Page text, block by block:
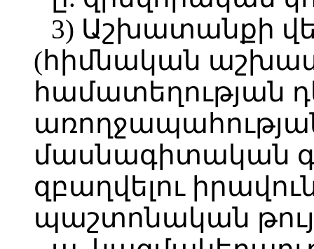
3) Աշխատանքի
(հիմնական
համատեղության
մասնագիտական
զբաղվելու
պաշտոնական